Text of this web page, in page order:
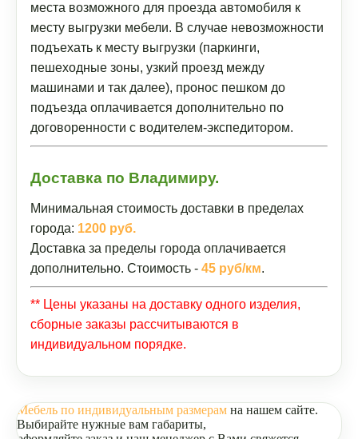
места возможного для проезда автомобиля к
месту выгрузки мебели. В случае невозможности
подъехать к месту выгрузки (паркинги,
пешеходные зоны, узкий проезд между
машинами и так далее), пронос пешком до
подъезда оплачивается дополнительно по
договоренности с водителем-экспедитором.
Доставка по Владимиру.
Минимальная стоимость доставки в пределах
города: 1200 руб.
Доставка за пределы города оплачивается
дополнительно. Стоимость - 45 руб/км.
** Цены указаны на доставку одного изделия,
сборные заказы рассчитываются в
индивидуальном порядке.
Мебель по индивидуальным размерам на нашем сайте.
Выбирайте нужные вам габариты,